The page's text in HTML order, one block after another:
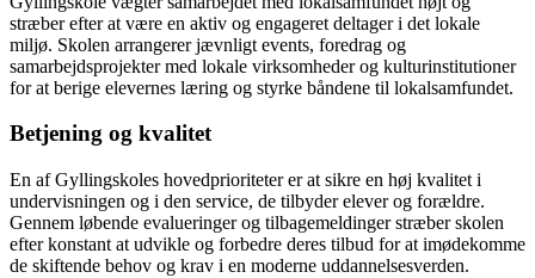
stræber efter at være en aktiv og engageret deltager i det lokale
miljø. Skolen arrangerer jævnligt events, foredrag og
samarbejdsprojekter med lokale virksomheder og kulturinstitutioner
for at berige elevernes læring og styrke båndene til lokalsamfundet.
Betjening og kvalitet
En af Gyllingskoles hovedprioriteter er at sikre en høj kvalitet i
undervisningen og i den service, de tilbyder elever og forældre.
Gennem løbende evalueringer og tilbagemeldinger stræber skolen
efter konstant at udvikle og forbedre deres tilbud for at imødekomme
de skiftende behov og krav i en moderne uddannelsesverden.